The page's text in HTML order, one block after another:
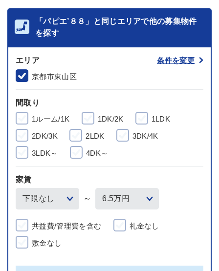
「パピエ’８８」と同じエリアで他の募集物件
を探す
エリア
条件を変更
京都市東山区
間取り
1ルーム/1K
1DK/2K 1LDK
2DK/3K 2LDK 3DK/4K
3LDK～ 4DK～
家賃
～
共益費/管理費を含む 礼金なし
敷金なし